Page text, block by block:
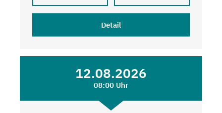
Detail
12.08.2026
08:00 Uhr